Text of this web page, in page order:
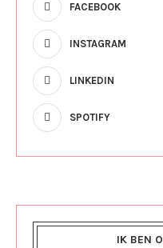
FACEBOOK
INSTAGRAM
LINKEDIN
SPOTIFY
IK BEN